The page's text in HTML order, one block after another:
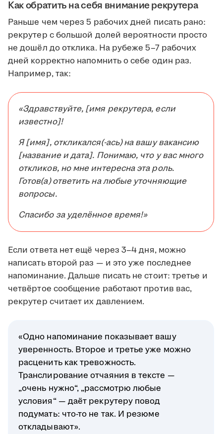
Как обратить на себя внимание рекрутера
Раньше чем через 5 рабочих дней писать рано:
рекрутер с большой долей вероятности просто
не дошёл до отклика. На рубеже 5–7 рабочих
дней корректно напомнить о себе один раз.
Например, так:
«Здравствуйте, [имя рекрутера, если
известно]!
Я [имя], откликался(-ась) на вашу вакансию
[название и дата]. Понимаю, что у вас много
откликов, но мне интересна эта роль.
Готов(а) ответить на любые уточняющие
вопросы.
Спасибо за уделённое время!»
Если ответа нет ещё через 3–4 дня, можно
написать второй раз — и это уже последнее
напоминание. Дальше писать не стоит: третье и
четвёртое сообщение работают против вас,
рекрутер считает их давлением.
«Одно напоминание показывает вашу
уверенность. Второе и третье уже можно
расценить как тревожность.
Транслирование отчаяния в тексте —
„очень нужно“, „рассмотрю любые
условия“ — даёт рекрутеру повод
подумать: что-то не так. И резюме
откладывают».